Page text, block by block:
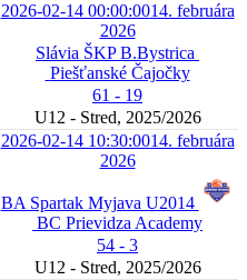
2026-02-14 00:00:0014. februára
2026
Slávia ŠKP B.Bystrica
Piešťanské Čajočky
61 - 19
U12 - Stred, 2025/2026
2026-02-14 10:30:0014. februára
2026
BA Spartak Myjava U2014
BC Prievidza Academy
54 - 3
U12 - Stred, 2025/2026